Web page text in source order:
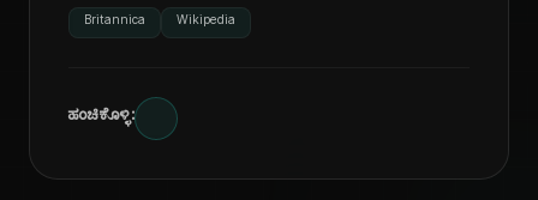
Britannica Wikipedia
ಹಂಚಿಕೊಳ್ಳಿ: